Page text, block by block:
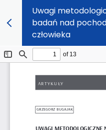
Uwagi
badań nad
człowieka